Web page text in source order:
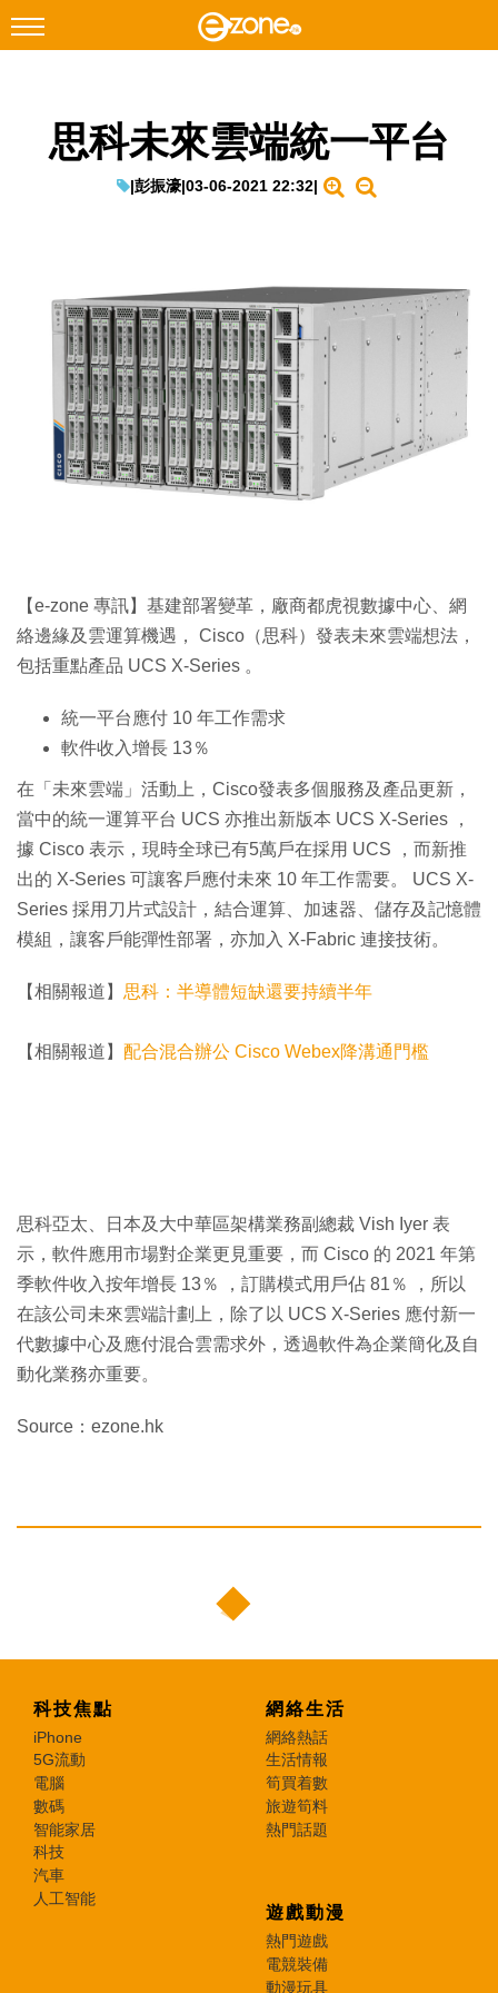
Facebook Instagram
教學評測
EduTech
IT Times
生成式AI與雲端應用
Enterprise Digital Transformation
思科未來雲端統一平台
|彭振濠|03-06-2021 22:32|
【e-zone 專訊】基建部署變革，廠商都虎視數據中心、網
絡邊緣及雲運算機遇， Cisco（思科）發表未來雲端想法，
包括重點產品 UCS X-Series 。
統一平台應付 10 年工作需求
軟件收入增長 13％
在「未來雲端」活動上，Cisco發表多個服務及產品更新，
當中的統一運算平台 UCS 亦推出新版本 UCS X-Series ，
據 Cisco 表示，現時全球已有5萬戶在採用 UCS ，而新推
出的 X-Series 可讓客戶應付未來 10 年工作需要。 UCS X-
Series 採用刀片式設計，結合運算、加速器、儲存及記憶體
模組，讓客戶能彈性部署，亦加入 X-Fabric 連接技術。
【相關報道】 思科：半導體短缺還要持續半年
【相關報道】 配合混合辦公 Cisco Webex降溝通門檻
思科亞太、日本及大中華區架構業務副總裁 Vish Iyer 表
示，軟件應用市場對企業更見重要，而 Cisco 的 2021 年第
季軟件收入按年增長 13％ ，訂購模式用戶佔 81％ ，所以
在該公司未來雲端計劃上，除了以 UCS X-Series 應付新一
代數據中心及應付混合雲需求外，透過軟件為企業簡化及自
動化業務亦重要。
Source：ezone.hk
科技焦點
iPhone
5G流動
電腦
數碼
智能家居
科技
汽車
人工智能
網絡生活
網絡熱話
生活情報
筍買着數
旅遊筍料
熱門話題
遊戲動漫
熱門遊戲
電競裝備
動漫玩具